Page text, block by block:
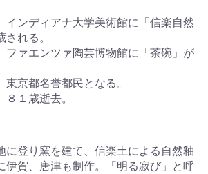
ンディアナ大学美術館に「信楽自然
れる。
ァエンツァ陶芸博物館に「茶碗」が
京都名誉都民となる。
１歳逝去。
に登り窯を建て、信楽土による自然釉
伊賀、唐津も制作。「明る寂び」と呼